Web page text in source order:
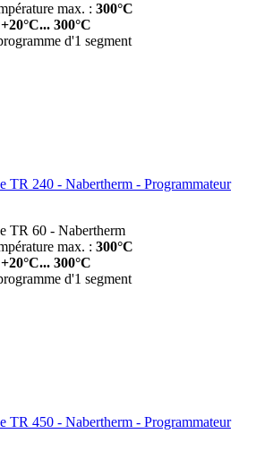
max. : 300°C
+20°C... 300°C
d'1 segment
TR 240 - Nabertherm - Programmateur
TR 60 - Nabertherm
max. : 300°C
+20°C... 300°C
d'1 segment
TR 450 - Nabertherm - Programmateur